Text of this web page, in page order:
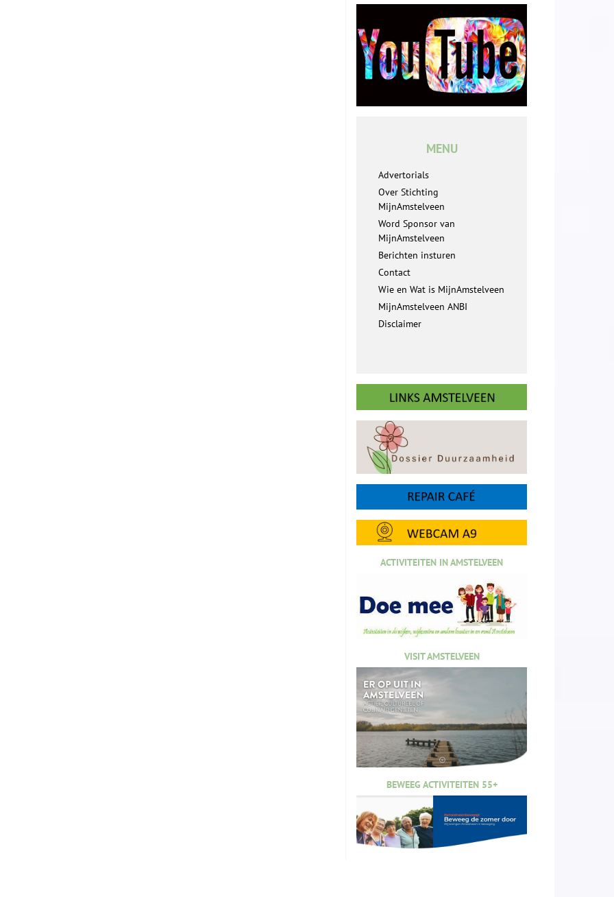
MENU
Advertorials
Over Stichting
MijnAmstelveen
Word Sponsor van
MijnAmstelveen
Berichten insturen
Contact
Wie en Wat is MijnAmstelveen
MijnAmstelveen ANBI
Disclaimer
ACTIVITEITEN IN AMSTELVEEN
VISIT AMSTELVEEN
BEWEEG ACTIVITEITEN 55+